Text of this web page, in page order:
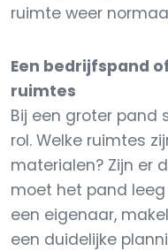
ruimte weer
Een bedrijfspand
ruimtes
Bij een groter pand
rol. Welke ruimtes
materialen? Zijn er
moet het pand
een eigenaar,
een duidelijke